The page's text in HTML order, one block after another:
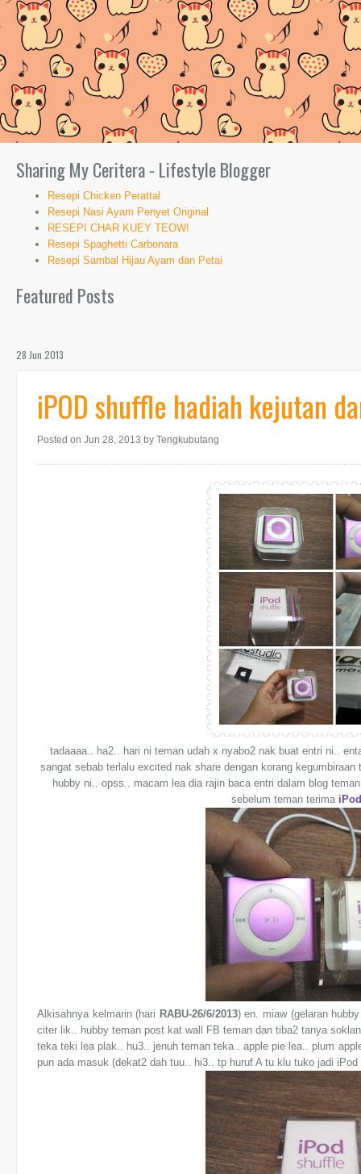
Sharing My Ceritera - Lifestyle Blogger
Resepi Chicken Perattal
Resepi Nasi Ayam Penyet Original
RESEPI CHAR KUEY TEOW!
Resepi Spaghetti Carbonara
Resepi Sambal Hijau Ayam dan Petai
Featured Posts
28 Jun 2013
iPOD shuffle hadiah kejutan
Posted on Jun 28, 2013 by Tengkubutang
tadaaaa.. ha2.. hari ni teman udah x nyabo2 nak buat entri ni..
sangat sebab terlalu excited nak share dengan korang
hubby ni.. opss.. macam lea dia rajin baca entri dalam blog
sebelum teman terima
Alkisahnya kelmarin (hari RABU-26/6/2013) en. miaw (gelaran
citer lik.. hubby teman post kat wall FB teman dan tiba2 tanya
teka teki lea plak.. hu3.. jenuh teman teka.. apple pie lea.. plum
pun ada masuk (dekat2 dah tuu.. hi3.. tp huruf A tu klu tuko jadi iPod